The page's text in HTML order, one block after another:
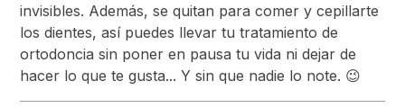
invisibles. Además, se quitan para comer y cepillarte
los dientes, así puedes llevar tu tratamiento de
ortodoncia sin poner en pausa tu vida ni dejar de
hacer lo que te gusta... Y sin que nadie lo note. 😉